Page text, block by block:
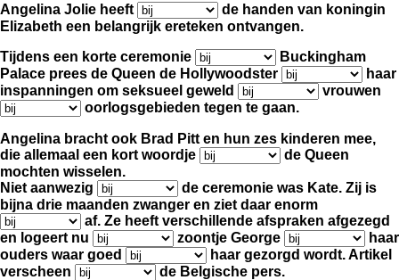
Angelina Jolie heeft
de handen van koningin
Elizabeth een belangrijk ereteken ontvangen.
Tijdens een korte ceremonie
Buckingham
Palace prees de Queen de Hollywoodster
haar
inspanningen om seksueel geweld
vrouwen
oorlogsgebieden tegen te gaan.
Angelina bracht ook Brad Pitt en hun zes kinderen mee,
die allemaal een kort woordje
de Queen
mochten wisselen.
Niet aanwezig
de ceremonie was Kate. Zij is
bijna drie maanden zwanger en ziet daar enorm
af. Ze heeft verschillende afspraken afgezegd
en logeert nu
zoontje George
haar
ouders waar goed
haar gezorgd wordt.Artikel
verscheen
de Belgische pers.